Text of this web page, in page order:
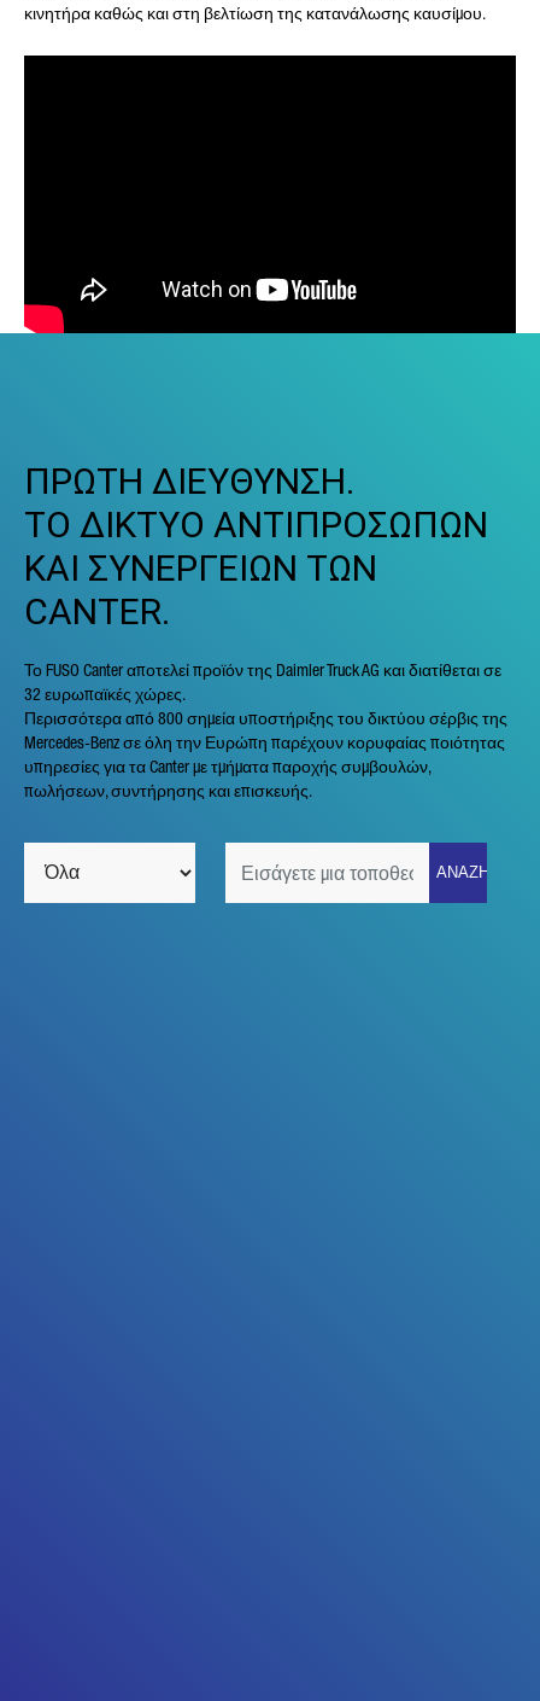
κινητήρα καθώς και στη βελτίωση της κατανάλωσης καυσίμου.
ΠΡΩΤΗ ΔΙΕΥΘΥΝΣΗ.
ΤΟ ΔΙΚΤΥΟ ΑΝΤΙΠΡΟΣΩΠΩΝ
ΚΑΙ ΣΥΝΕΡΓΕΙΩΝ ΤΩΝ
CANTER.
Το FUSO Canter αποτελεί προϊόν της Daimler Truck AG και διατίθεται σε
32 ευρωπαϊκές χώρες.
Περισσότερα από 800 σημεία υποστήριξης του δικτύου σέρβις της
Mercedes-Benz σε όλη την Ευρώπη παρέχουν κορυφαίας ποιότητας
υπηρεσίες για τα Canter με τμήματα παροχής συμβουλών,
πωλήσεων, συντήρησης και επισκευής.